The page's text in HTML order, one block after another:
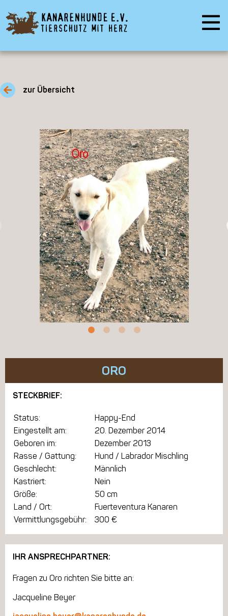
zur Übersicht
ORO
STECKBRIEF:
Status:
Happy-End
Eingestellt am:
20. Dezember 2014
Geboren im:
Dezember 2013
Rasse / Gattung:
Hund / Labrador Mischling
Geschlecht:
Männlich
Kastriert:
Nein
Größe:
50 cm
Land / Ort:
Fuerteventura Kanaren
Vermittlungsgebühr:
300 €
IHR ANSPRECHPARTNER:
Fragen zu Oro richten Sie bitte an:
Jacqueline Beyer